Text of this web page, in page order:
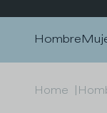
Hombre
Home